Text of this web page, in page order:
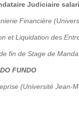
Judiciaire
Financière
et Liquidation des
fin de Stage de
FUNDO
(Université Jean-